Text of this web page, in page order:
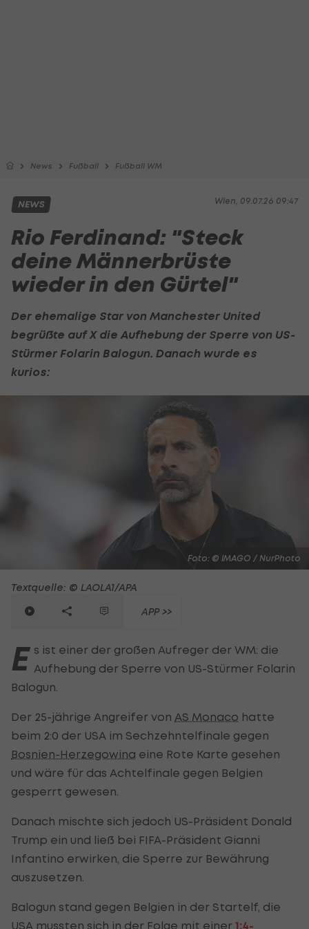
News Fußball Fußball WM
Wien, 09.07.26 09:47
NEWS
Rio Ferdinand: "Steck
deine Männerbrüste
wieder in den Gürtel"
Der ehemalige Star von Manchester United
begrüßte auf X die Aufhebung der Sperre von US-
Stürmer Folarin Balogun. Danach wurde es
kurios:
Foto: © IMAGO / NurPhoto
Textquelle: © LAOLA1/APA
APP >>
E s ist einer der großen Aufreger der WM: die
Aufhebung der Sperre von US-Stürmer Folarin
Balogun.
Der 25-jährige Angreifer von AS Monaco hatte
beim 2:0 der USA im Sechzehntelfinale gegen
Bosnien-Herzegowina eine Rote Karte gesehen
und wäre für das Achtelfinale gegen Belgien
gesperrt gewesen.
Danach mischte sich jedoch US-Präsident Donald
Trump ein und ließ bei FIFA-Präsident Gianni
Infantino erwirken, die Sperre zur Bewährung
auszusetzen.
Balogun stand gegen Belgien in der Startelf, die
USA mussten sich in der Folge mit einer 1:4-